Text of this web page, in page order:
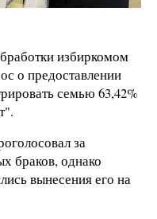
избиркомом
о предоставлении
семью 63,42%
за
браков, однако
вынесения его на